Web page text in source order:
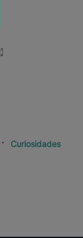
Curiosidades